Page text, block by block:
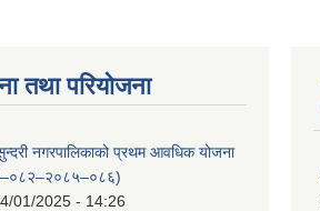
तथा परियोजना
नगरपालिकाको प्रथम आवधिक योजना
01/2025 - 14:26